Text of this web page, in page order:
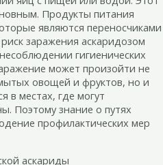
Продукты питания
являются переносчиками
заражения аскаридозом
гигиенических
может произойти не
овощей и фруктов, но и
в местах, где могут
Поэтому знание о путях
профилактических мер